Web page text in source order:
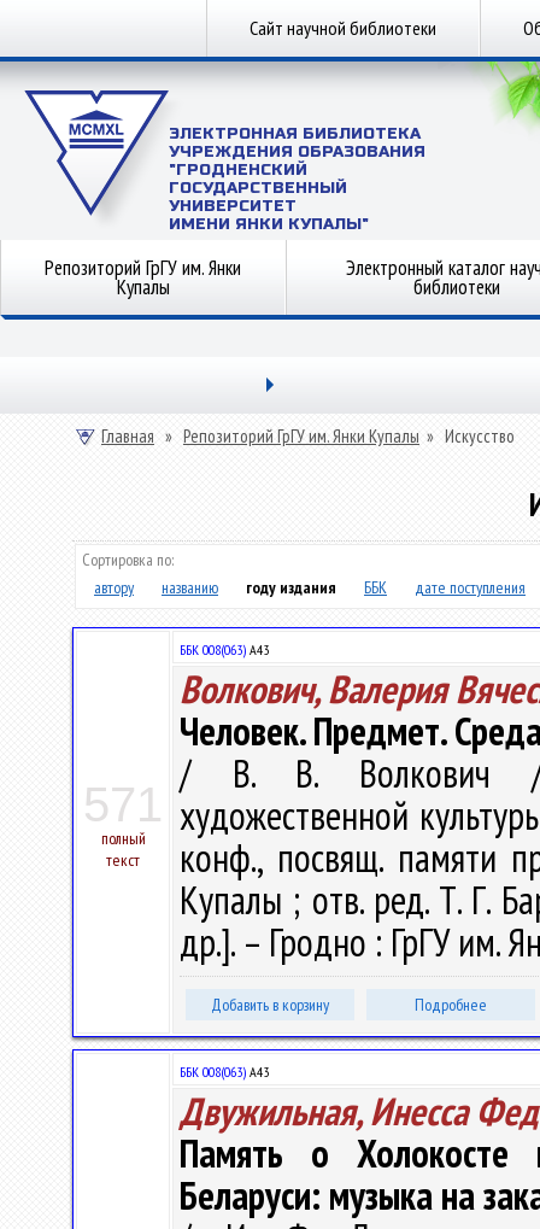
Сайт научной библиотеки
ЭЛЕКТРОННАЯ БИБЛИОТЕКА
УЧРЕЖДЕНИЯ ОБРАЗОВАНИЯ
"ГРОДНЕНСКИЙ
ГОСУДАРСТВЕННЫЙ
УНИВЕРСИТЕТ
ИМЕНИ ЯНКИ КУПАЛЫ"
Репозиторий ГрГУ им. Янки
Купалы
Электронный каталог
библиотеки
Главная » Репозиторий ГрГУ им. Янки Купалы » Искусство
Сортировка по:
автору
названию году издания ББК дате поступления
571
полный
текст
ББК 008(063) А43
Волкович, Валерия
Человек. Предмет.
/ В. В. Волкович //
художественной
конф., посвящ. памяти
Купалы ; отв. ред. Т. Г.
др.]. – Гродно : ГрГУ им.
Добавить в корзину Подробнее
ББК 008(063) А43
Двужильная, Инесса
Память о Холокосте
Беларуси: музыка на